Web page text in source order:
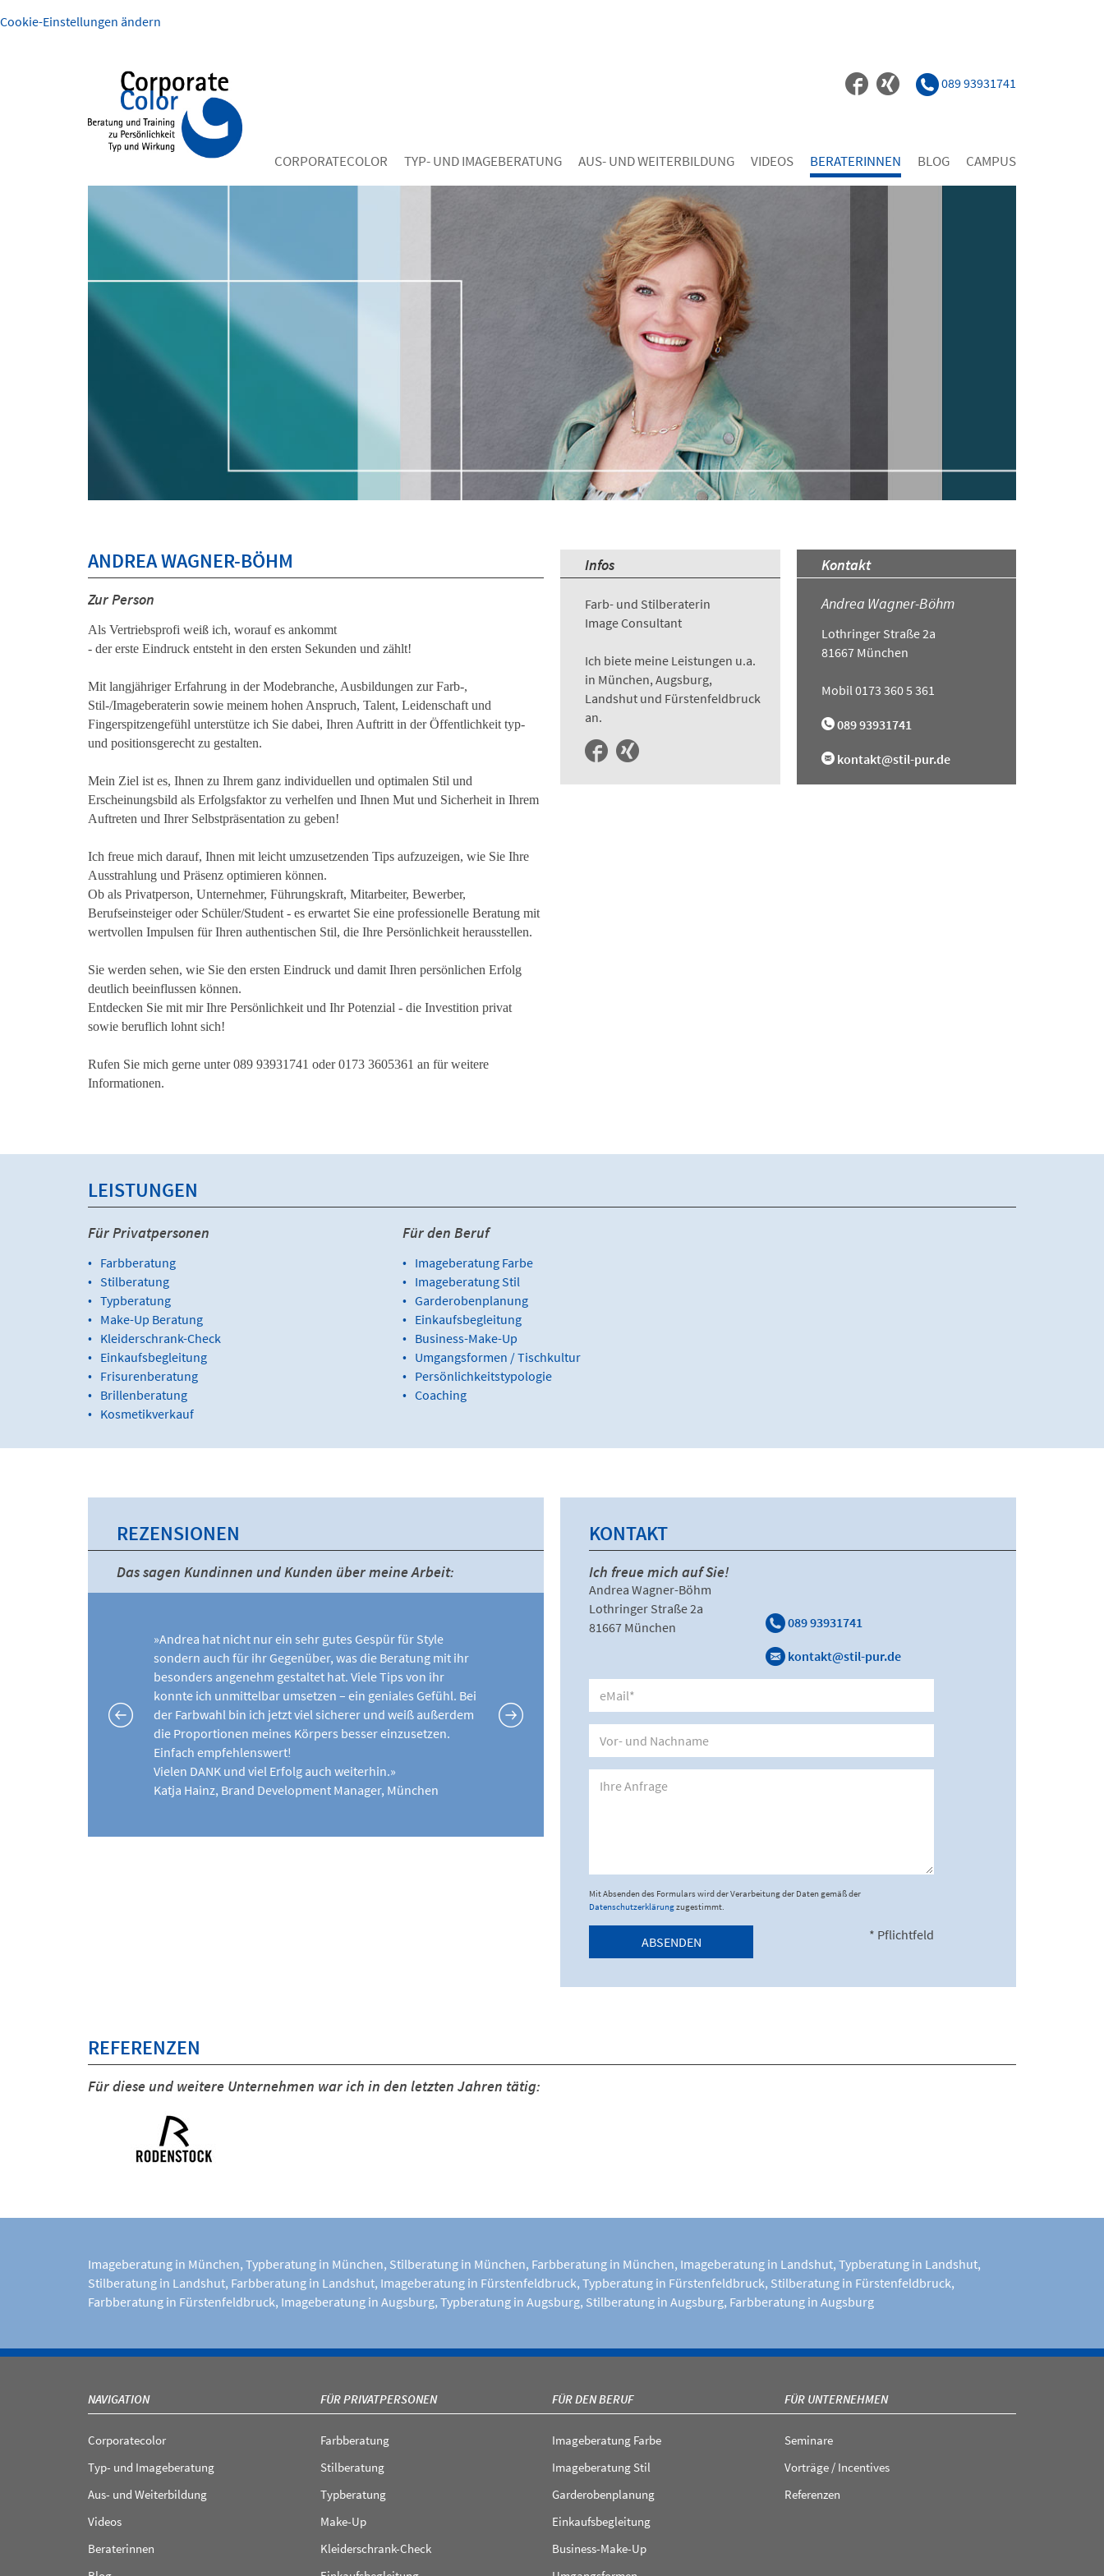
Cookie-Einstellungen ändern
089 93931741
CORPORATECOLOR TYP- UND IMAGEBERATUNG AUS- UND WEITERBILDUNG VIDEOS BERATERINNEN BLOG CAMPUS
ANDREA WAGNER-BÖHM
Zur Person
Als Vertriebsprofi weiß ich, worauf es ankommt
- der erste Eindruck entsteht in den ersten Sekunden und zählt!
Mit langjähriger Erfahrung in der Modebranche, Ausbildungen zur Farb-,
Stil-/Imageberaterin sowie meinem hohen Anspruch, Talent, Leidenschaft und
Fingerspitzengefühl unterstütze ich Sie dabei, Ihren Auftritt in der Öffentlichkeit typ-
und positionsgerecht zu gestalten.
Mein Ziel ist es, Ihnen zu Ihrem ganz individuellen und optimalen Stil und
Erscheinungsbild als Erfolgsfaktor zu verhelfen und Ihnen Mut und Sicherheit in Ihrem
Auftreten und Ihrer Selbstpräsentation zu geben!
Ich freue mich darauf, Ihnen mit leicht umzusetzenden Tips aufzuzeigen, wie Sie Ihre
Ausstrahlung und Präsenz optimieren können.
Ob als Privatperson, Unternehmer, Führungskraft, Mitarbeiter, Bewerber,
Berufseinsteiger oder Schüler/Student - es erwartet Sie eine professionelle Beratung mit
wertvollen Impulsen für Ihren authentischen Stil, die Ihre Persönlichkeit herausstellen.
Sie werden sehen, wie Sie den ersten Eindruck und damit Ihren persönlichen Erfolg
deutlich beeinflussen können.
Entdecken Sie mit mir Ihre Persönlichkeit und Ihr Potenzial - die Investition privat
sowie beruflich lohnt sich!
Rufen Sie mich gerne unter 089 93931741 oder 0173 3605361 an für weitere
Informationen.
Infos
Farb- und Stilberaterin
Image Consultant
Ich biete meine Leistungen u.a.
in München, Augsburg,
Landshut und Fürstenfeldbruck
an.
Kontakt
Andrea Wagner-Böhm
Lothringer Straße 2a
81667 München
Mobil 0173 360 5 361
089 93931741
kontakt@stil-pur.de
LEISTUNGEN
Für Privatpersonen
Farbberatung
Stilberatung
Typberatung
Make-Up Beratung
Kleiderschrank-Check
Einkaufsbegleitung
Frisurenberatung
Brillenberatung
Kosmetikverkauf
Für den Beruf
Imageberatung Farbe
Imageberatung Stil
Garderobenplanung
Einkaufsbegleitung
Business-Make-Up
Umgangsformen / Tischkultur
Persönlichkeitstypologie
Coaching
REZENSIONEN
Das sagen Kundinnen und Kunden über meine Arbeit:
»Andrea hat nicht nur ein sehr gutes Gespür für Style
sondern auch für ihr Gegenüber, was die Beratung mit ihr
besonders angenehm gestaltet hat. Viele Tips von ihr
konnte ich unmittelbar umsetzen – ein geniales Gefühl. Bei
der Farbwahl bin ich jetzt viel sicherer und weiß außerdem
die Proportionen meines Körpers besser einzusetzen.
Einfach empfehlenswert!
Vielen DANK und viel Erfolg auch weiterhin.»
Katja Hainz, Brand Development Manager, München
KONTAKT
Ich freue mich auf Sie!
Andrea Wagner-Böhm
Lothringer Straße 2a
81667 München
089 93931741
kontakt@stil-pur.de
Mit Absenden des Formulars wird der Verarbeitung der Daten gemäß der
Datenschutzerklärungzugestimmt.
ABSENDEN * Pflichtfeld
REFERENZEN
Für diese und weitere Unternehmen war ich in den letzten Jahren tätig:
Imageberatung in München, Typberatung in München, Stilberatung in München, Farbberatung in München, Imageberatung in Landshut, Typberatung in Landshut,
Stilberatung in Landshut, Farbberatung in Landshut, Imageberatung in Fürstenfeldbruck, Typberatung in Fürstenfeldbruck, Stilberatung in Fürstenfeldbruck,
Farbberatung in Fürstenfeldbruck, Imageberatung in Augsburg, Typberatung in Augsburg, Stilberatung in Augsburg, Farbberatung in Augsburg
NAVIGATION
Corporatecolor
Typ- und Imageberatung
Aus- und Weiterbildung
Videos
Beraterinnen
FÜR PRIVATPERSONEN
Farbberatung
Stilberatung
Typberatung
Make-Up
Kleiderschrank-Check
FÜR DEN BERUF
Imageberatung Farbe
Imageberatung Stil
Garderobenplanung
Einkaufsbegleitung
Business-Make-Up
FÜR UNTERNEHMEN
Seminare
Vorträge / Incentives
Referenzen